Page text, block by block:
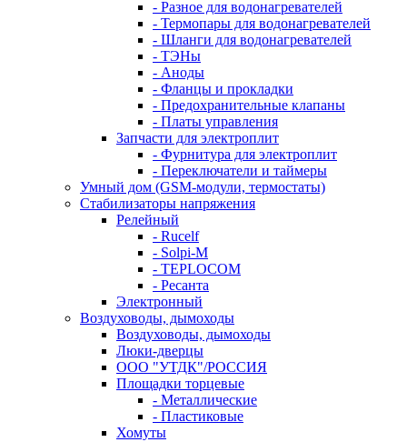
- Разное для водонагревателей
- Термопары для водонагревателей
- Шланги для водонагревателей
- ТЭНы
- Аноды
- Фланцы и прокладки
- Предохранительные клапаны
- Платы управления
Запчасти для электроплит
- Фурнитура для электроплит
- Переключатели и таймеры
Умный дом (GSM-модули, термостаты)
Cтабилизаторы напряжения
Релейный
- Rucelf
- Solpi-M
- TEPLOCOM
- Ресанта
Электронный
Воздуховоды, дымоходы
Воздуховоды, дымоходы
Люки-дверцы
ООО "УТДК"/РОССИЯ
Площадки торцевые
- Металлические
- Пластиковые
Хомуты